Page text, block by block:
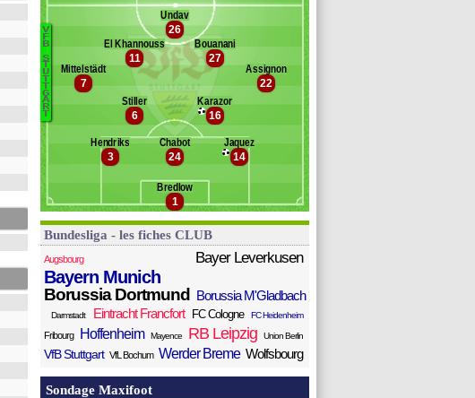
Veratschnig
Hollerbach
Rieß
Banc des remplaçantsVfB Stuttgart
Chema Andrés
Jeltsch
Nartey
Tiago Tomás
Leweling
Führich
Vagnomann
V
F
B
S
U
T
T
G
A
R
T
1
Bredlow
14
Jaquez
24
Chabot
3
Hendriks
16
Karazor
6
Stiller
22
Assignon
7
Mittelstädt
27
Bouanani
11
El Khannouss
26
Undav
Bundesliga - les fiches CLUB
Augsbourg Bayer Leverkusen
Bayern Munich
Borussia Dortmund Borussia M'Gladbach
Darmstadt Eintracht Francfort FC Cologne FC Heidenheim
Fribourg Hoffenheim Mayence RB Leipzig Union Berlin
VfB Stuttgart VfL Bochum Werder Breme Wolfsbourg
Sondage Maxifoot